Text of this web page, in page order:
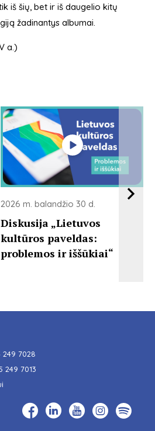
iš šių, bet ir iš daugelio kitų
žadinantys albumai.
a.)
2026 m. balandžio 30 d.
Diskusija „Lietuvos
kultūros paveldas:
problemos ir iššūkiai“
249 7028
249 7013